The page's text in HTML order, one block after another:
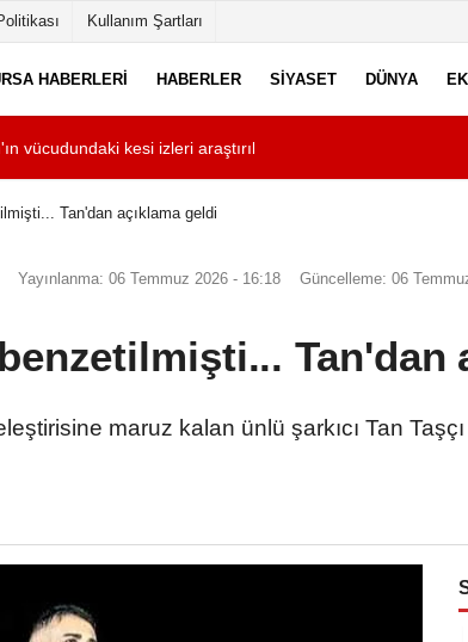
Kullanım Şartları
HABERLERI HABERLER SIYASET DÜNYA
vücudundaki kesi izleri araştırılıyor
Tan'dan açıklama geldi
Yayınlanma: 06 Temmuz 2026 - 16:18 Güncelleme: 06
Tan'dan
maruz kalan ünlü şarkıcı Tan